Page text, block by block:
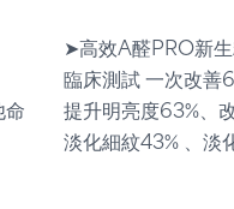
➤高效A醛PRO新
臨床測試 一次改善
提升明亮度63%、
淡化細紋43% 、淡